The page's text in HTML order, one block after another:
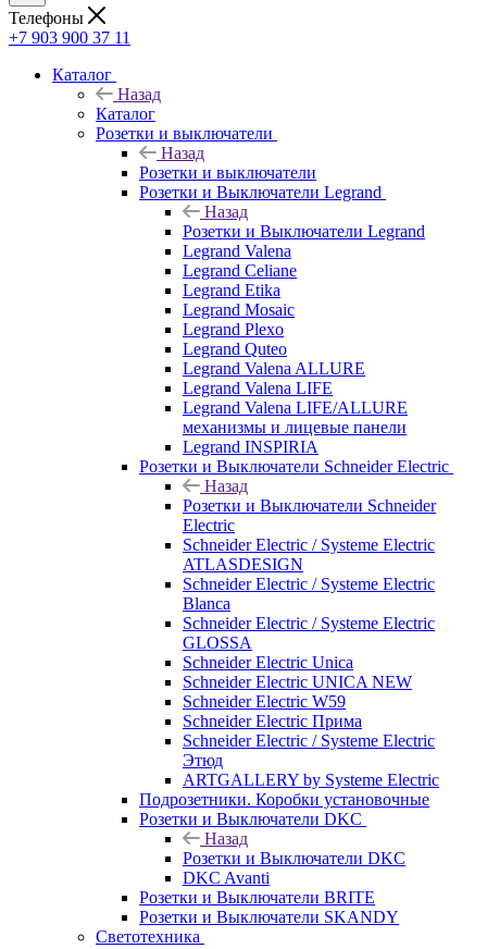
Телефоны
+7 903 900 37 11
Каталог
Назад
Каталог
Розетки и выключатели
Назад
Розетки и выключатели
Розетки и Выключатели Legrand
Назад
Розетки и Выключатели Legrand
Legrand Valena
Legrand Celiane
Legrand Etika
Legrand Mosaic
Legrand Plexo
Legrand Quteo
Legrand Valena ALLURE
Legrand Valena LIFE
Legrand Valena LIFE/ALLURE
механизмы и лицевые панели
Legrand INSPIRIA
Розетки и Выключатели Schneider Electric
Назад
Розетки и Выключатели Schneider
Electric
Schneider Electric / Systeme Electric
ATLASDESIGN
Schneider Electric / Systeme Electric
Blanca
Schneider Electric / Systeme Electric
GLOSSA
Schneider Electric Unica
Schneider Electric UNICA NEW
Schneider Electric W59
Schneider Electric Прима
Schneider Electric / Systeme Electric
Этюд
ARTGALLERY by Systeme Electric
Подрозетники. Коробки установочные
Розетки и Выключатели DKC
Назад
Розетки и Выключатели DKC
DKC Avanti
Розетки и Выключатели BRITE
Розетки и Выключатели SKANDY
Светотехника